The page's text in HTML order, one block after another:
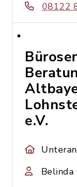
08122
e.V.
Belinda